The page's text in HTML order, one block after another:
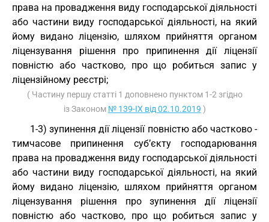
права на провадження виду господарської діяльності
або частини виду господарської діяльності, на який
йому видано ліцензію, шляхом прийняття органом
ліцензування рішення про припинення дії ліцензії
повністю або частково, про що робиться запис у
ліцензійному реєстрі;
( Частину першу статті 1 доповнено пунктом 1-2 згідно
із Законом № 139-IX від 02.10.2019 )
1-3) зупинення дії ліцензії повністю або частково -
тимчасове припинення суб’єкту господарювання
права на провадження виду господарської діяльності
або частини виду господарської діяльності, на який
йому видано ліцензію, шляхом прийняття органом
ліцензування рішення про зупинення дії ліцензії
повністю або частково, про що робиться запис у